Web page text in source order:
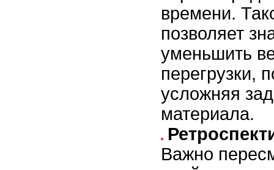
времени.
позволяет
уменьшить
перегрузки,
усложняя
материала.
Важно